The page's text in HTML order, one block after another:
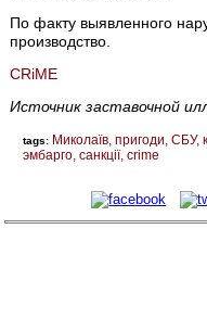
По факту выявленного
производство.
CRiMЕ
Источник заставочной
tags: Миколаїв пригоди СБУ
эмбарго санкції crime